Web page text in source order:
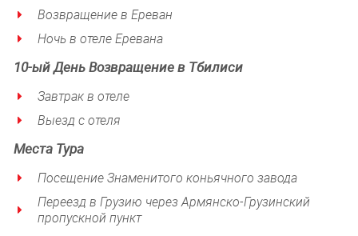
Возвращение в Ереван
Ночь в отеле Еревана
10-ыйДеньВозвращение в Тбилиси
Завтрак в отеле
Выезд с отеля
Места Тура
Посещение Знаменитого коньячного завода
Переезд в Грузию через Армянско-Грузинский
пропускной пункт